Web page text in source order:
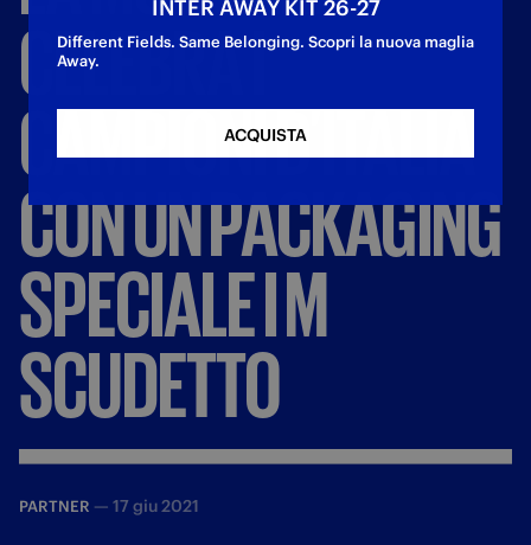
CELEBRAI
CAMPIONID’ITALIA
CONUNPACKAGING
SPECIALEIM
SCUDETTO
PARTNER — 17 giu 2021
INTER AWAY KIT 26-27
Different Fields. Same Belonging. Scopri la nuova maglia
Away.
ACQUISTA